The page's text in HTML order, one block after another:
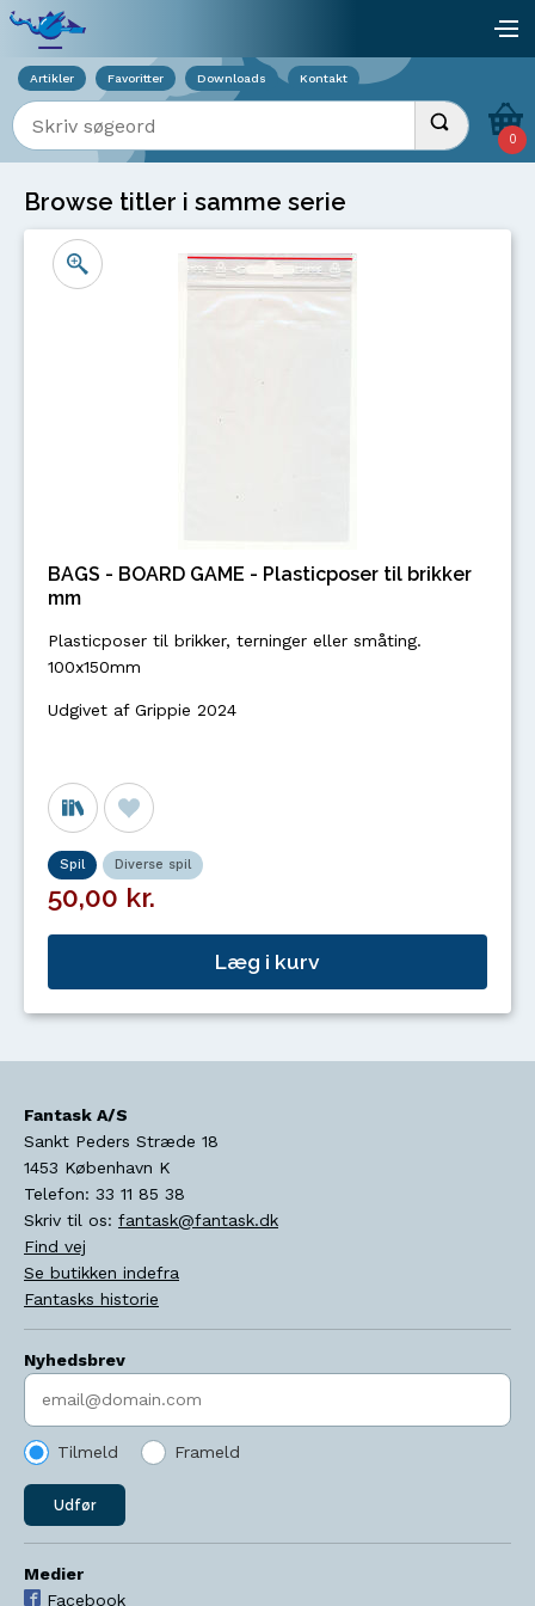
Artikler Favoritter Downloads Kontakt
Indtast søgeord Udfør søgning
0
Browse titler i samme serie
BAGS - BOARD GAME - Plasticposer til brikker
mm
Plasticposer til brikker, terninger eller småting.
100x150mm
Udgivet af Grippie 2024
Spil Diverse spil
50,00 kr.
Læg i kurv
Fantask A/S
Sankt Peders Stræde 18
1453 København K
Telefon: 33 11 85 38
Skriv til os: fantask@fantask.dk
Find vej
Se butikken indefra
Fantasks historie
Nyhedsbrev
Indtast søgeord
Tilmeld Frameld
Udfør
Medier
Facebook
Viser overlay for indkøbskurv